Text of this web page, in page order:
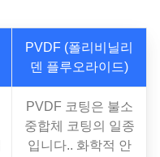
PVDF (폴리비닐리
덴 플루오라이드)
PVDF 코팅은 불소
중합체 코팅의 일종
입니다.. 화학적 안